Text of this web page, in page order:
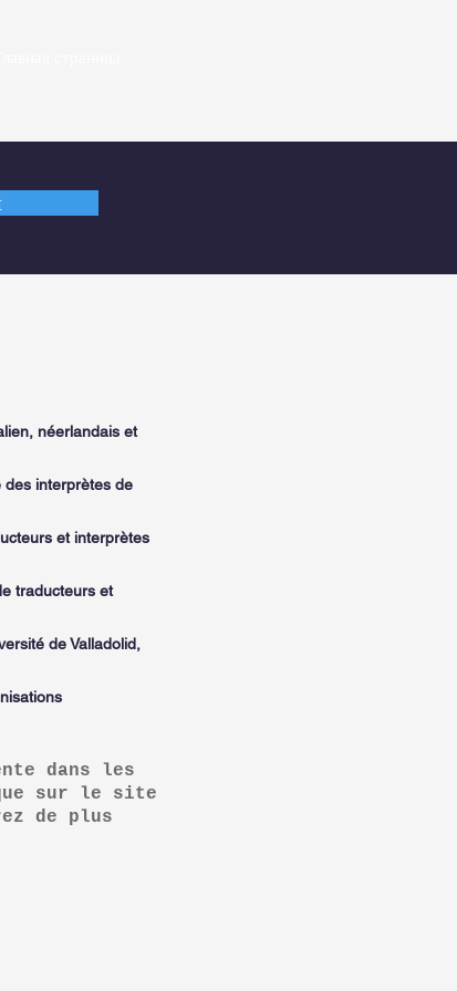
néerlandais et
des interprètes de
et interprètes
traducteurs et
de Valladolid,
dans les
sur le site
de plus